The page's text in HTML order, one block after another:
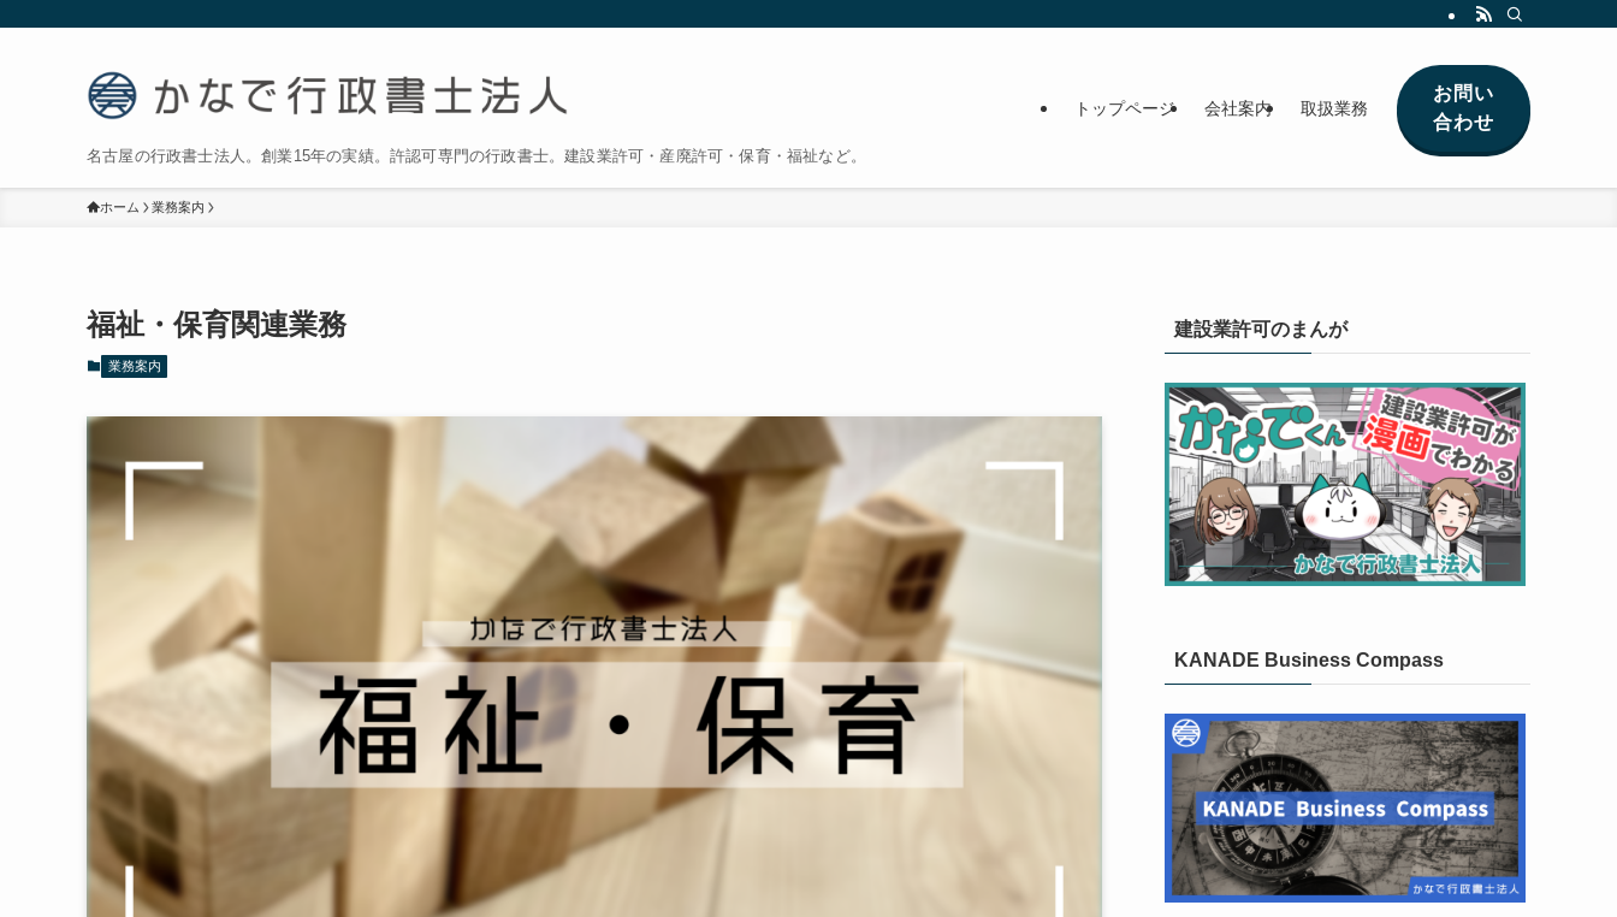
名古屋の行政書士法人。創業15年の実績。許認可専門の行政書士。建設業許可・産廃許可・保育・福祉など。
トップページ 会社案内 取扱業務
お問い
合わせ
ホーム 業務案内
福祉・保育関連業務
業務案内
建設業許可のまんが
KANADE Business Compass